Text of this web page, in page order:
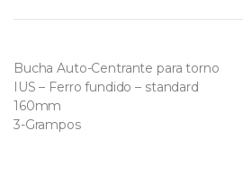
Bucha Auto-Centrante para torno
IUS – Ferro fundido – standard
160mm
3-Grampos